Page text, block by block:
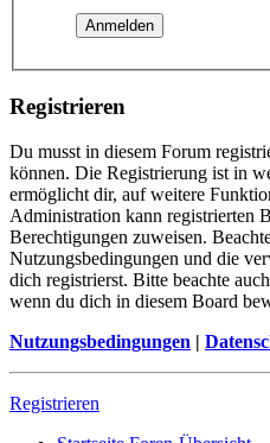
Registrieren
Du musst in diesem Forum
können. Die Registrierung ist in
ermöglicht dir, auf weitere
Administration kann registrierten
Berechtigungen zuweisen.
Nutzungsbedingungen und die
dich registrierst. Bitte beachte
wenn du dich in diesem Board
Nutzungsbedingungen |
Registrieren